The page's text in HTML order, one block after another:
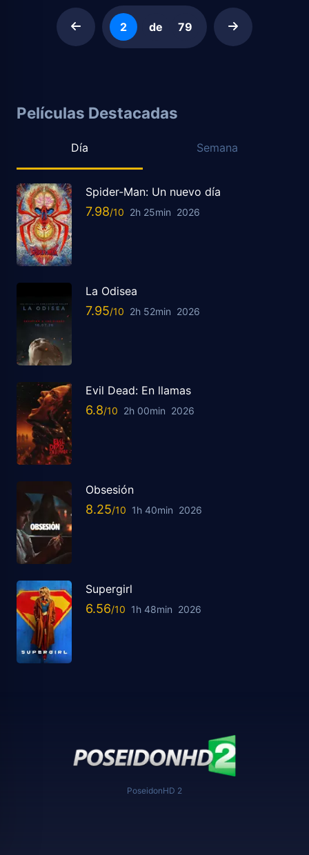
2 79
Películas Destacadas
Día Semana
Spider-Man: Un nuevo día
7.98 2h 25min 2026
La Odisea
7.95 2h 52min 2026
Evil Dead: En llamas
6.8 2h 00min 2026
Obsesión
8.25 1h 40min 2026
Supergirl
6.56 1h 48min 2026
PoseidonHD 2